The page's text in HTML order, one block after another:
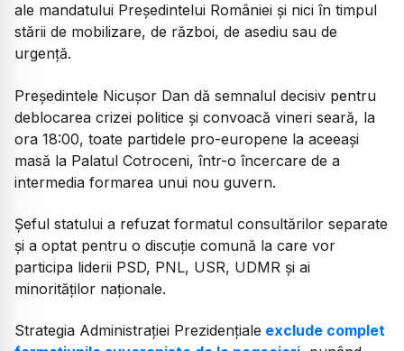
ale mandatului Preşedintelui României şi nici în timpul
stării de mobilizare, de război, de asediu sau de
urgenţă.
Președintele Nicușor Dan dă semnalul decisiv pentru
deblocarea crizei politice și convoacă vineri seară, la
ora 18:00, toate partidele pro-europene la aceeași
masă la Palatul Cotroceni, într-o încercare de a
intermedia formarea unui nou guvern.
Șeful statului a refuzat formatul consultărilor separate
și a optat pentru o discuție comună la care vor
participa liderii PSD, PNL, USR, UDMR și ai
minorităților naționale.
Strategia Administrației Prezidențiale exclude complet